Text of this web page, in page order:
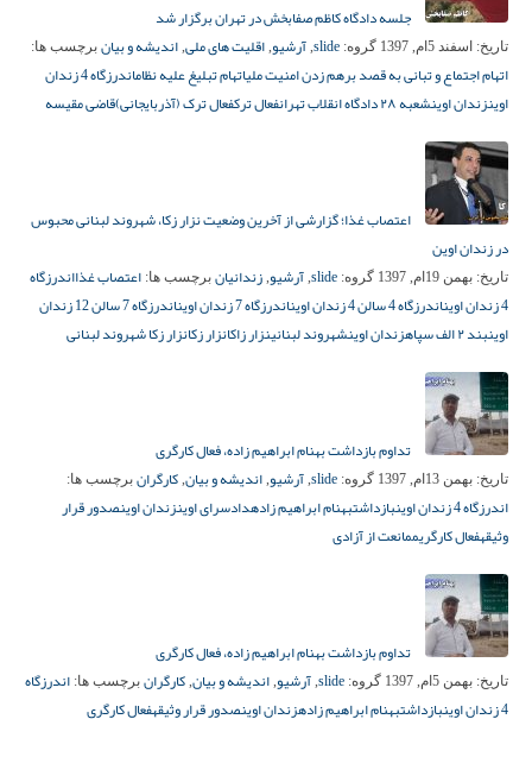
جلسه دادگاه کاظم صفابخش در تهران برگزار شد
تاریخ: اسفند 5ام, 1397 گروه: slide
, آرشیو, اقلیت های ملی, اندیشه و بیان برچسب ها:
اتهام اجتماع و تبانی به قصد برهم زدن امنیت ملیاتهام تبلیغ علیه نظام
اندرزگاه 4 زندان
اوینزندان اوینشعبه ۲۸ دادگاه انقلاب تهران فعال ترکفعال ترک (آذربایجانی)قاضی مقیسه
اعتصاب غذا؛ گزارشی از آخرین وضعیت نزار زکا، شهروند لبنانی محبوس
در زندان اوین
تاریخ: بهمن 19ام, 1397 گروه: slide
, آرشیو, زندانیان برچسب ها: اعتصاب غذااندرزگاه
4 زندان اوین
اندرزگاه 4 سالن 4 زندان اوین اندرزگاه 7 زندان اوین
اندرزگاه 7 سالن 12 زندان
اوینبند ۲ الف سپاه زندان اوینشهروند لبنانینزار زاکانزار زکانزار زکا شهروند لبنانی
تداوم بازداشت بهنام ابراهیم زاده، فعال کارگری
تاریخ: بهمن 13ام, 1397 گروه: slide
, آرشیو, اندیشه و بیان, کارگران برچسب ها:
اندرزگاه 4 زندان اوین بازداشتبهنام ابراهیم زادهدادسرای اوینزندان اوینصدور قرار
وثیقهفعال کارگریممانعت از آزادی
تداوم بازداشت بهنام ابراهیم زاده، فعال کارگری
تاریخ: بهمن 5ام, 1397 گروه: slide
, آرشیو, اندیشه و بیان, کارگران برچسب ها: اندرزگاه
4 زندان اوین
بازداشتبهنام ابراهیم زادهزندان اوینصدور قرار وثیقهفعال کارگری